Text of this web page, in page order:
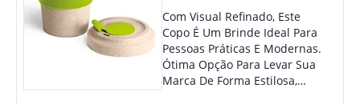
Com Visual Refinado, Este
Copo É Um Brinde Ideal Para
Pessoas Práticas E Modernas.
Ótima Opção Para Levar Sua
Marca De Forma Estilosa,